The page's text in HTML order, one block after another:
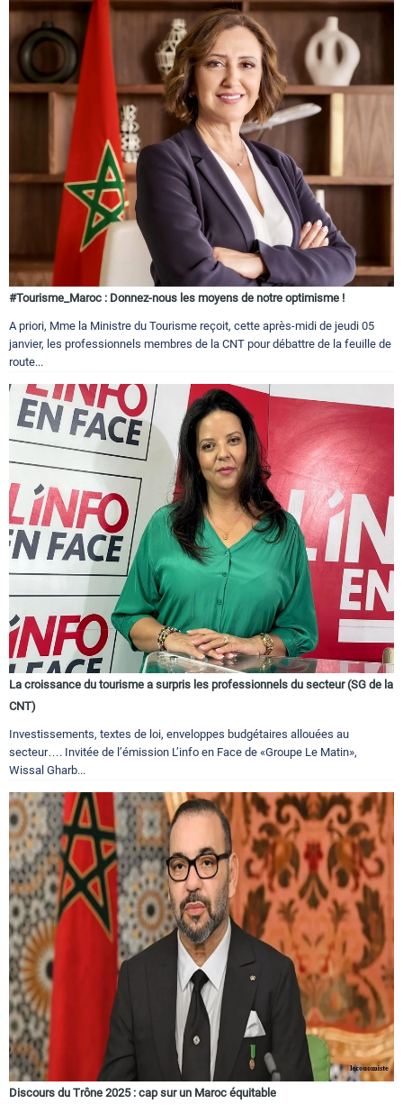
#Tourisme_Maroc : Donnez-nous les moyens de notre optimisme !
A priori, Mme la Ministre du Tourisme reçoit, cette après-midi de jeudi 05
janvier, les professionnels membres de la CNT pour débattre de la feuille de
route...
La croissance du tourisme a surpris les professionnels du secteur (SG de la
CNT)
Investissements, textes de loi, enveloppes budgétaires allouées au
secteur…. Invitée de l’émission L’info en Face de «Groupe Le Matin»,
Wissal Gharb...
Discours du Trône 2025 : cap sur un Maroc équitable